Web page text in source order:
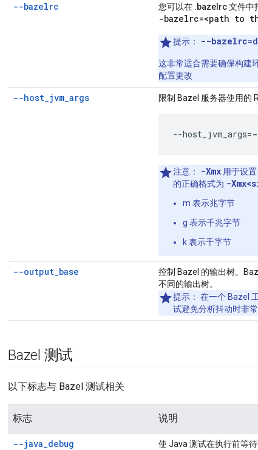
--bazelrc 您可以在 .bazelrc文件中
-bazelrc=<path to
提示 ： --bazelrc=
这非常适合需要确保构建
配置更改
--host_jvm_args 限制 Bazel 服务器使用的
--host_jvm_args=-
注意 ： -Xmx 用于设
的正确格式为 -
m 表示兆字节
g 表示千兆字节
k 表示千字节
--output_base
控制 Bazel 的输出树。
不同的输出树。
提示 ： 在一个 Bazel
试避免分析抖动时非
Bazel 测试
以下标志与 Bazel 测试相关
标志 说明
--java_debug 使 Java 测试在执行前等待